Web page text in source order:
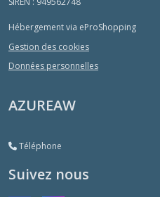
Hébergement via eProShopping
Gestion des cookies
Données personnelles
AZUREAW
Téléphone
Suivez nous